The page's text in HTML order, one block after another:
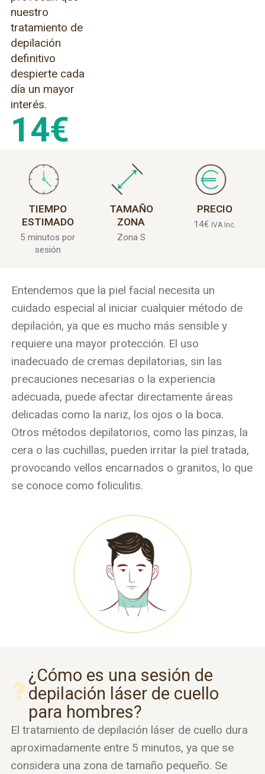
nuestro
tratamiento de
depilación
definitivo
despierte cada
día un mayor
interés.
14€
TIEMPO
ESTIMADO
5 minutos por
sesión
TAMAÑO
ZONA
Zona S
PRECIO
14€ IVA Inc.
Entendemos que la piel facial necesita un
cuidado especial al iniciar cualquier método de
depilación, ya que es mucho más sensible y
requiere una mayor protección. El uso
inadecuado de cremas depilatorias, sin las
precauciones necesarias o la experiencia
adecuada, puede afectar directamente áreas
delicadas como la nariz, los ojos o la boca.
Otros métodos depilatorios, como las pinzas, la
cera o las cuchillas, pueden irritar la piel tratada,
provocando vellos encarnados o granitos, lo que
se conoce como foliculitis.
¿Cómo es una sesión de
depilación láser de cuello
para hombres?
El tratamiento de depilación láser de cuello dura
aproximadamente entre 5 minutos, ya que se
considera una zona de tamaño pequeño. Se